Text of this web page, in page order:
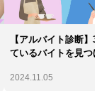
【アルバイト診断】
ているバイトを見つけ
2024.11.05